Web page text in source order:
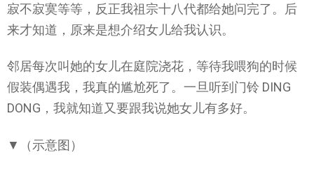
寂不寂寞等等，反正我祖宗十八代都给她问完了。后
来才知道，原来是想介绍女儿给我认识。
邻居每次叫她的女儿在庭院浇花，等待我喂狗的时候
假装偶遇我，我真的尴尬死了。一旦听到门铃 DING
DONG，我就知道又要跟我说她女儿有多好。
▼（示意图）